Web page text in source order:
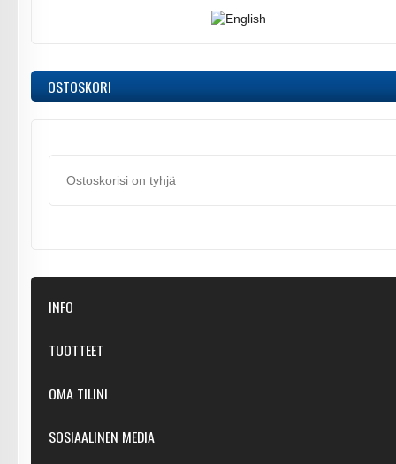
OSTOSKORI
Ostoskorisi on tyhjä
INFO
Kaupastamme
Toimitustavat
TUOTTEET
Suositellut
Uudet tuotteet
OMA TILINI
Kirjaudu
SOSIAALINEN MEDIA